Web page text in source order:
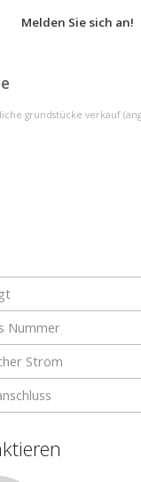
Melden Sie sich an!
grundstücke verkauf
Nummer
Strom